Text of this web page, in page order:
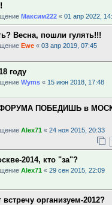
Максим222 « 01 апр 2022,
Весна, пошли гулять!!!
Ewe « 03 апр 2019, 07:45
году
Wyms « 15 июн 2018, 17:48
ПОБЕДИШЬ в
Alex71 « 24 ноя 2015, 20:33
2014, кто "за"?
Alex71 « 29 сен 2015, 22:09
организуем-2012?